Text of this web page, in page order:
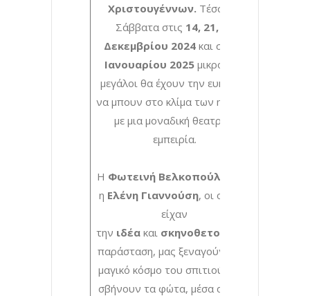
Χριστουγέννων. Τέσσερα
Σάββατα στις 14, 21, 28
Δεκεμβρίου 2024 και στις
Ιανουαρίου 2025 μικροί και
μεγάλοι θα έχουν την ευκαιρία
να μπουν στο κλίμα των ημερών
με μια μοναδική θεατρική
εμπειρία.
Η Φωτεινή Βελκοπούλου
η Ελένη Γιαννούση, οι οποίες
είχαν
την ιδέα και σκηνοθετούν
παράσταση, μας ξεναγούν στον
μαγικό κόσμο του σπιτιού όταν
σβήνουν τα φώτα, μέσα από τα